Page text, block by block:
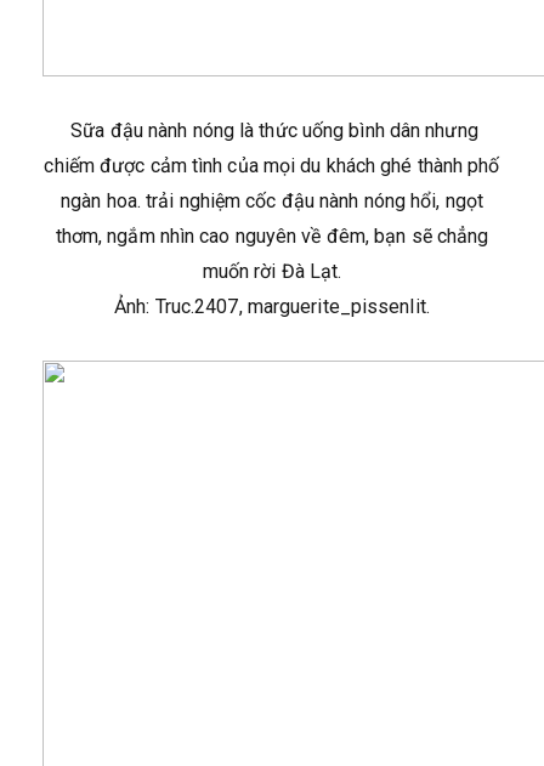
Sữa đậu nành nóng là thức uống bình dân nhưng
chiếm được cảm tình của mọi du khách ghé thành phố
ngàn hoa. trải nghiệm cốc đậu nành nóng hổi, ngọt
thơm, ngắm nhìn cao nguyên về đêm, bạn sẽ chẳng
muốn rời Đà Lạt.
Ảnh: Truc.2407, marguerite_pissenlit.